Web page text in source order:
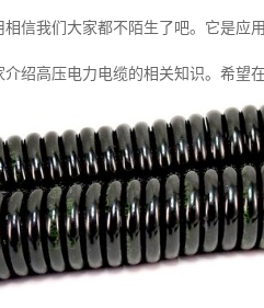
信我们大家都不陌生了吧。它是
绍高压电力电缆的相关知识。希望